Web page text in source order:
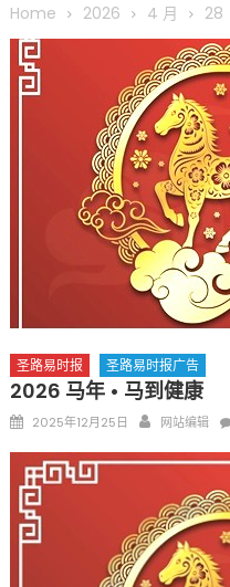
圣路易龙舟俱乐部5月16
趣 + 水上竞速魅力
三十二载跨越时空的相逢
执掌密苏里植物园近四十
合作 Peter Raven 博士逝
一晃三十年，初夏又相逢
园“中华日三十周年特别报
筝声与琴韵交汇：刘励(Li
与钢琴的精彩对话
Home 2026 4 月 28
圣路易时报 圣路易时报广告
2026 马年 • 马到健康
Posted
2025年12月25日 Author
网站编辑